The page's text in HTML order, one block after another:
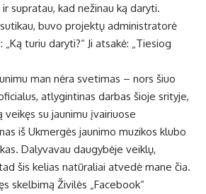
supratau, kad nežinau ką daryti.
buvo projektų administratorė
„Ką turiu daryti?“ Ji atsakė: „Tiesiog
man nėra svetimas – nors šiuo
atlygintinas darbas šioje srityje,
veikęs su jaunimu įvairiuose
iš Ukmergės jaunimo muzikos klubo
Dalyvavau daugybėje veiklų,
šis kelias natūraliai atvedė mane čia.
skelbimą Živilės „Facebook“